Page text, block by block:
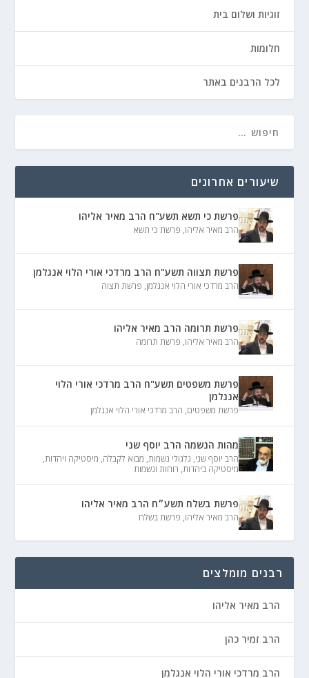
זוגיות ושלום בית
חלומות
לכל הרבנים באתר
שיעורים אחרונים
פרשת כי תשא תשע"ח הרב מאיר אליהו
הרב מאיר אליהו, פרשת כי תשא
פרשת תצווה תשע"ח הרב מרדכי אורי הלוי אנגלמן
הרב מרדכי אורי הלוי אנגלמן, פרשת תצוה
פרשת תרומה הרב מאיר אליהו
הרב מאיר אליהו, פרשת תרומה
פרשת משפטים תשע"ח הרב מרדכי אורי הלוי
אנגלמן
פרשת משפטים, הרב מרדכי אורי הלוי אנגלמן
מהות הנשמה הרב יוסף שני
הרב יוסף שני, גלגולי נשמות, מבוא לקבלה, מיסטיקה ויהדות,
מיסטיקה ביהדות, רוחות ונשמות
פרשת בשלח תשע״ח הרב מאיר אליהו
הרב מאיר אליהו, פרשת בשלח
רבנים מומלצים
הרב מאיר אליהו
הרב זמיר כהן
הרב מרדכי אורי הלוי אנגלמן